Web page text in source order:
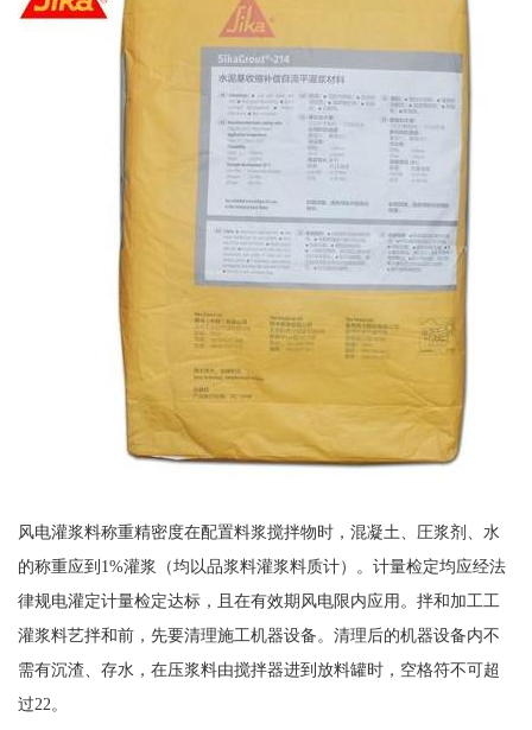
风电灌浆料称重精密度在配置料浆搅拌物时，混凝土、圧浆剂、水
的称重应到1%灌浆（均以品浆料灌浆料质计）。计量检定均应经法
律规电灌定计量检定达标，且在有效期风电限内应用。拌和加工工
灌浆料艺拌和前，先要清理施工机器设备。清理后的机器设备内不
需有沉渣、存水，在压浆料由搅拌器进到放料罐时，空格符不可超
过22。